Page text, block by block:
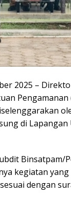
2025 –
Pengamanan
di Lapangan
Binsatpam/
kegiatan
dengan